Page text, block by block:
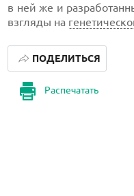
в ней же и
взгляды на
Распечатать
ПОДЕЛИТЬСЯ